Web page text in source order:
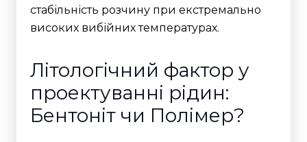
стабільність розчину при екстремально
високих вибійних температурах.
Літологічний фактор у
проектуванні рідин:
Бентоніт чи Полімер?